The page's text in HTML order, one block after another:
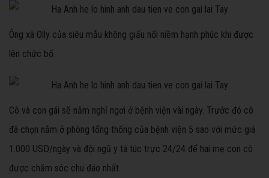
Ông xã Olly của siêu mẫu không giấu nổi niềm hạnh phúc khi được
lên chức bố.
Cô và con gái sẽ nằm nghỉ ngơi ở bệnh viện vài ngày. Trước đó cô
đã chọn nằm ở phòng tổng thống của bệnh viện 5 sao với mức giá
1.000 USD/ngày và đội ngũ y tá túc trực 24/24 để hai mẹ con cô
được chăm sóc chu đáo nhất.